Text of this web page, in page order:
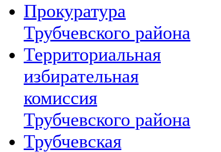
Прокуратура
Трубчевского района
Территориальная
избирательная
комиссия
Трубчевского района
Трубчевская